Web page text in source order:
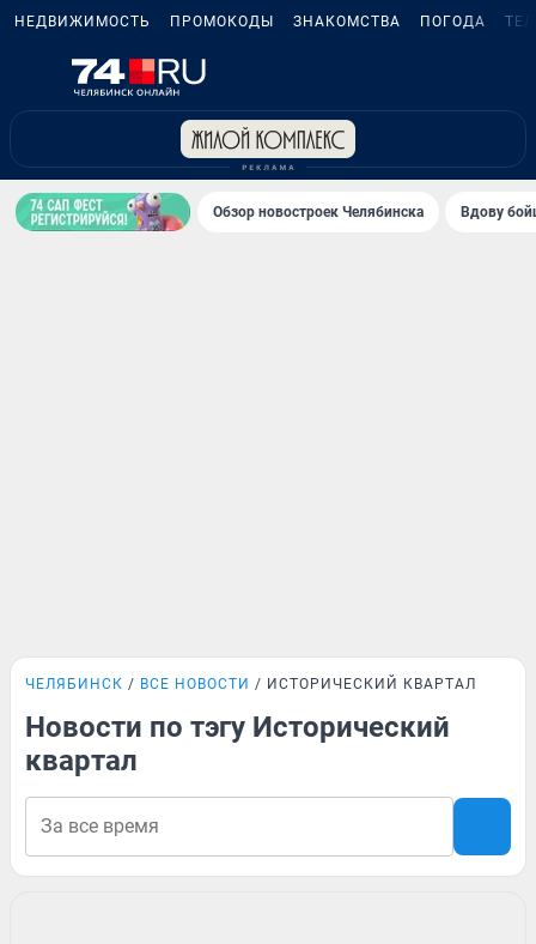
НЕДВИЖИМОСТЬ ПРОМОКОДЫ ЗНАКОМСТВА ПОГОДА
Обзор новостроек Челябинска Вдову
ЧЕЛЯБИНСК ВСЕ НОВОСТИ ИСТОРИЧЕСКИЙ КВАРТАЛ
Новости по тэгу Исторический
квартал